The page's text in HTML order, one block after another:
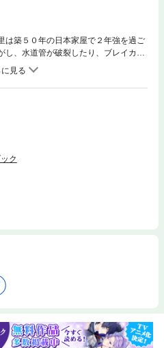
は築５０年の日本家屋で２年強を過ご
、水道管が破裂したり、ブレイカー
たり、毛虫が大量発生したり。冬にな
越そうと思っていたのに、いつしか古
の井戸水で淹れたお茶を味わう男へと
える家。大好評だった単行本『僕の
心の秋／別れの予感／それでも僕は
45分】
ク